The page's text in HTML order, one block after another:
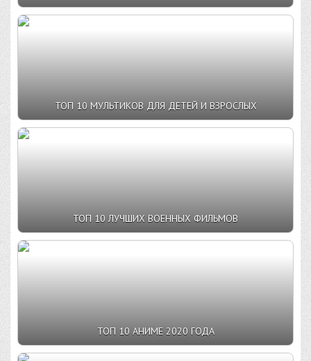
ТОП 10 МУЛЬТИКОВ ДЛЯ ДЕТЕЙ И ВЗРОСЛЫХ
ТОП 10 ЛУЧШИХ ВОЕННЫХ ФИЛЬМОВ
ТОП 10 АНИМЕ 2020 ГОДА